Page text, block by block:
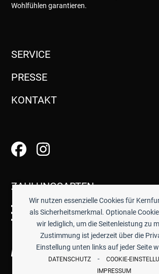
Wir nutzen essenzielle Cookies für
als Sicherheitsmerkmal. Optionale
wir lediglich, um die Seitenleistung zu
Zustimmung ist jederzeit über die
Einstellung unten links auf jeder Seite
DATENSCHUTZ - COOKIE-
IMPRESSUM
Wohlfühlen garantieren.
SERVICE
PRESSE
KONTAKT
ZAHLUNGSARTEN